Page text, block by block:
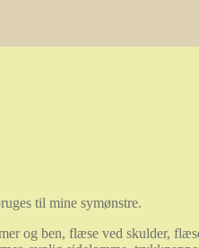
til mine symønstre.
og ben, flæse ved skulder,